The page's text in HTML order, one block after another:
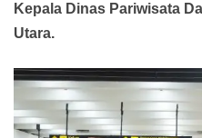
Kepala Dinas Pariwisata
Utara.